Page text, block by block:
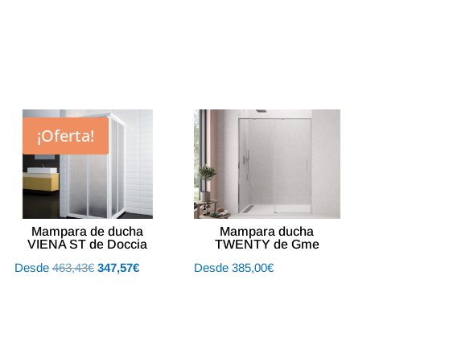
¡Oferta!
Mampara de ducha
VIENA ST de Doccia
Desde 463,43€ El
347,57€El
Mampara ducha
TWENTY de Gme
Desde 385,00€